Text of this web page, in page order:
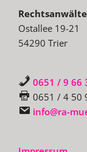
Ostallee 19-21
54290 Trier
0651 / 9 66
0651 / 4 50
info@ra-